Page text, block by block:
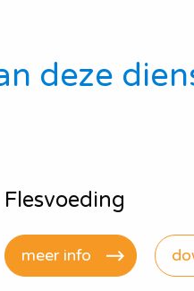
deze
Flesvoeding
meer info